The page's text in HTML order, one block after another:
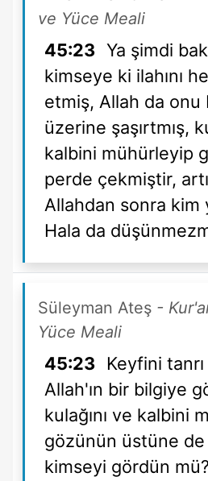
ve Yüce Meali
45:23 Ya şimdi
kimseye ki ilahını
etmiş, Allah da onu
üzerine şaşırtmış,
kalbini mühürleyip
perde çekmiştir,
Allahdan sonra kim
Hala da
Süleyman Ateş -
Yüce Meali
45:23
Keyfini
Allah'ın bir bilgiye
kulağını ve kalbini
gözünün üstüne
kimseyi gördün